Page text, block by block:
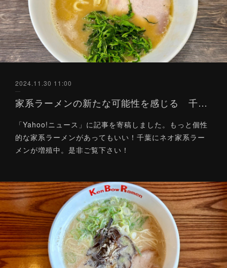
2024.11.30 11:00
家系ラーメンの新たな可能性を感じる 千葉の豚骨醤油ラーメン「注目」３軒（Yahoo!ニュース）11/30
「Yahoo!ニュース」に記事を寄稿しました。もっと個性
的な家系ラーメンがあってもいい！千葉にネオ家系ラー
メンが増殖中。是非ご覧下さい！